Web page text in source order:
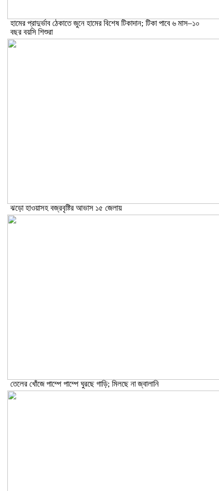
হামের প্রাদুর্ভাব ঠেকাতে জুনে হামের বিশেষ টিকাদান; টিকা পাবে ৬ মাস–১০
বছর বয়সি শিশুরা
ঝড়ো হাওয়াসহ বজ্রবৃষ্টির আভাস ১৫ জেলায়
তেলের খোঁজে পাম্পে পাম্পে ঘুরছে গাড়ি; মিলছে না জ্বালানি